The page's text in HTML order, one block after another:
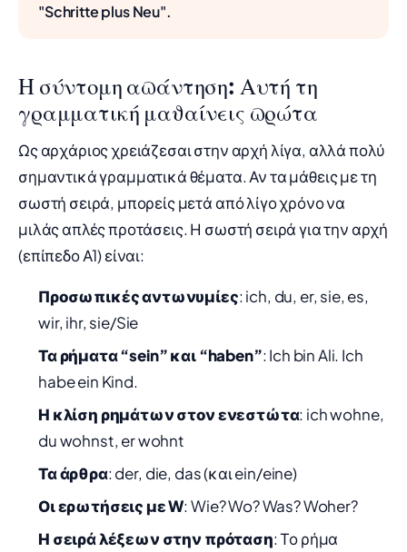
"Schritte plus Neu".
Η σύντομη απάντηση: Αυτή τη
γραμματική μαθαίνεις πρώτα
Ως αρχάριος χρειάζεσαι στην αρχή λίγα, αλλά πολύ
σημαντικά γραμματικά θέματα. Αν τα μάθεις με τη
σωστή σειρά, μπορείς μετά από λίγο χρόνο να
μιλάς απλές προτάσεις. Η σωστή σειρά για την αρχή
(επίπεδο Α1) είναι:
Προσωπικές αντωνυμίες: ich, du, er, sie, es,
wir, ihr, sie/Sie
Τα ρήματα “sein” και “haben”: Ich bin Ali. Ich
habe ein Kind.
Η κλίση ρημάτων στον ενεστώτα: ich wohne,
du wohnst, er wohnt
Τα άρθρα: der, die, das (και ein/eine)
Οι ερωτήσεις με W: Wie? Wo? Was? Woher?
Η σειρά λέξεων στην πρόταση: Το ρήμα